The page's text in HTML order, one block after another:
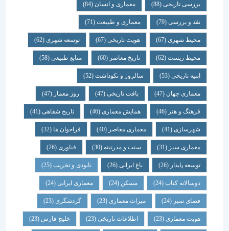
بررسی تاریخی (88) معماری و انسان (84)
نقد و بررسی (79) معماری و طبیعت (71)
محیط شهری(67) هویت تاریخی(67) توسعه شهری(62)
محیط زیست(62) تاریخ معاصر(60) منابع طبیعی(58)
ابنیه تاریخی(53) سالروز و نکوداشت(52)
معماری جهان (47) بافت تاریخی(47) روز معمار(47)
فرهنگ و هنر(46) همایش معماری (46) تاریخ شفاهی (41)
شهرسازی(41) معماری معاصر(40) فراخوان ها (32)
معماری سبز(31) سنت و مدرنیته(30) فناوری (26)
توسعه پایدار(26) باغ ایرانی(26) نابودی و تخریب(25)
دوسالانه کتاب(24) مسکن (24) معماری ایرانی(24)
فضای سبز(24) میراث معماری (23) گردشگری (23)
هویت معماری (23) اطلاعات تاریخی(23) خلیج فارس(23)